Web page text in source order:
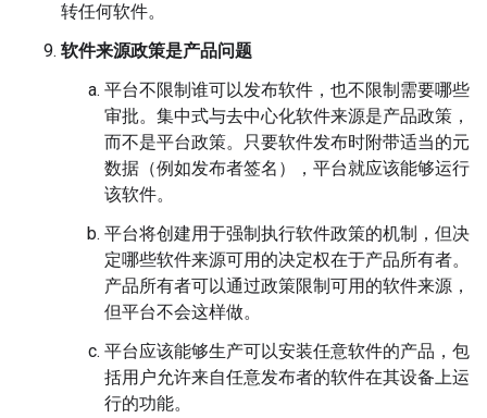
转任何软件。
软件来源政策是产品问题
平台不限制谁可以发布软件，也不限制需要哪些
审批。集中式与去中心化软件来源是产品政策，
而不是平台政策。只要软件发布时附带适当的元
数据（例如发布者签名），平台就应该能够运行
该软件。
平台将创建用于强制执行软件政策的机制，但决
定哪些软件来源可用的决定权在于产品所有者。
产品所有者可以通过政策限制可用的软件来源，
但平台不会这样做。
平台应该能够生产可以安装任意软件的产品，包
括用户允许来自任意发布者的软件在其设备上运
行的功能。